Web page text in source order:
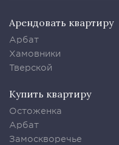
Арендовать квартиру
Арбат
Хамовники
Тверской
Купить квартиру
Остоженка
Арбат
Замоскворечье